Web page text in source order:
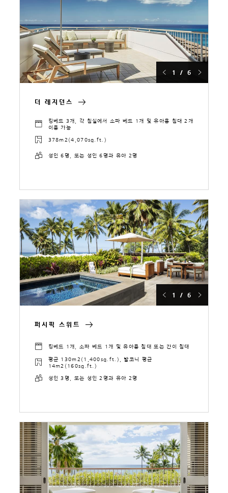
1 / 6
더 레지던스
킹베드 3개, 각 침실에서 소파 베드 1개 및 유아용 침대 2개
이용 가능
378m2(4,070sq.ft.)
성인 6명, 또는 성인 6명과 유아 2명
1 / 6
퍼시픽 스위트
킹베드 1개, 소파 베드 1개 및 유아용 침대 또는 간이 침대
평균 130m2(1,400sq.ft.), 발코니 평균
14m2(160sq.ft.)
성인 3명, 또는 성인 2명과 유아 2명